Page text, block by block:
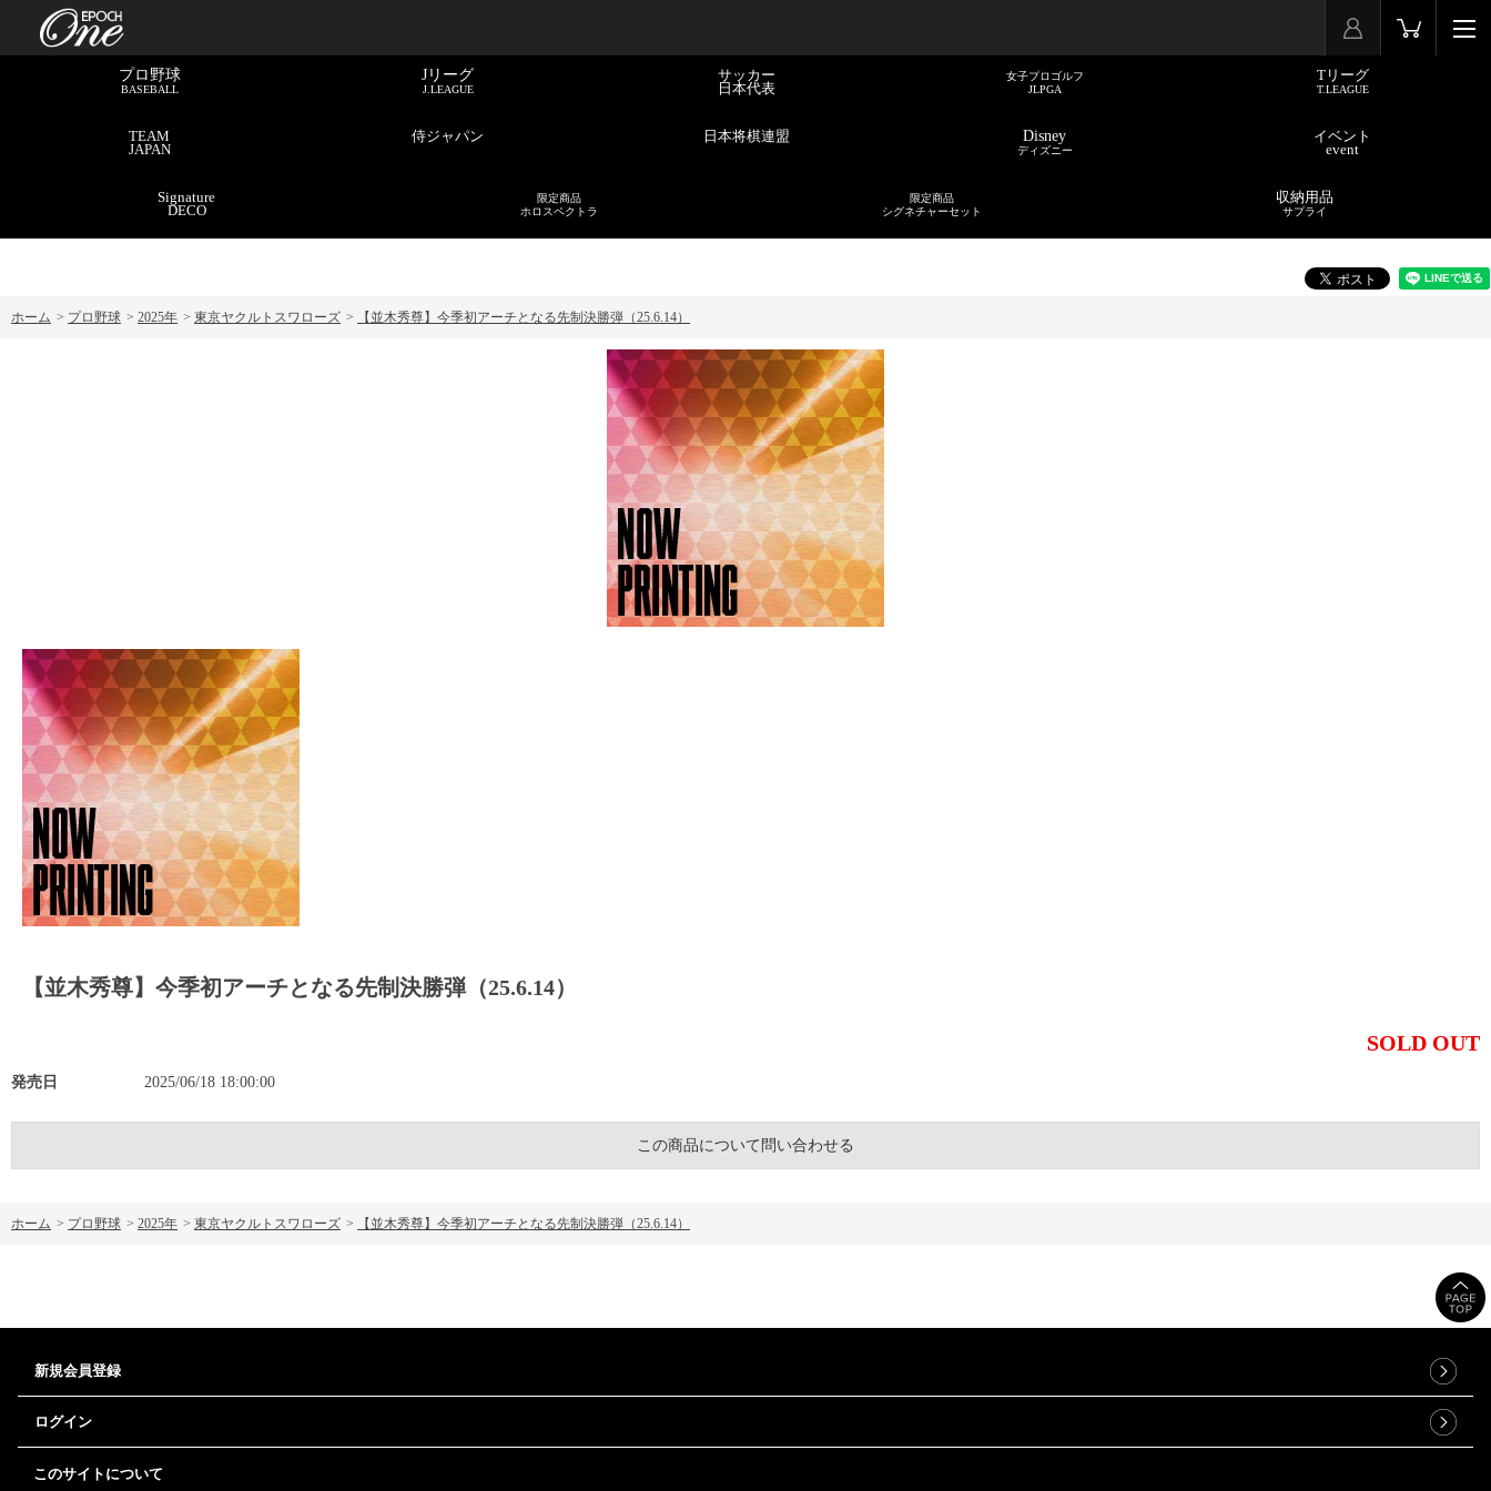
プロ野球
BASEBALL
Jリーグ
J.LEAGUE
サッカー
日本代表
女子プロゴルフ
JLPGA
Tリーグ
T.LEAGUE
TEAM
JAPAN
侍ジャパン 日本将棋連盟 Disney
ディズニー
イベント
event
Signature
DECO
限定商品
ホロスペクトラ
限定商品
シグネチャーセット
収納用品
サプライ
ホーム > プロ野球 > 2025年 > 東京ヤクルトスワローズ > 【並木秀尊】今季初アーチとなる先制決勝弾（25.6.14）
【並木秀尊】今季初アーチとなる先制決勝弾（25.6.14）
SOLD OUT
発売日 2025/06/18 18:00:00
この商品について問い合わせる
ホーム > プロ野球 > 2025年 > 東京ヤクルトスワローズ > 【並木秀尊】今季初アーチとなる先制決勝弾（25.6.14）
新規会員登録
ログイン
このサイトについて